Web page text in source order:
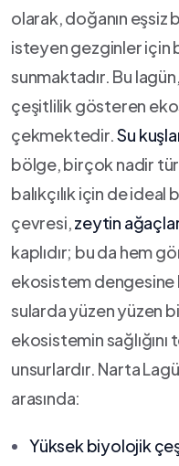
olarak, doğanın ⁤eşsiz
isteyen gezginler için
sunmaktadır. Bu
çeşitlilik gösteren
çekmektedir.​Su
bölge, ⁢birçok nadir
balıkçılık için de ideal
‌çevresi,zeytin
‍kaplıdır; bu da hem
ekosistem dengesine
sularda yüzen yüzen
ekosistemin ‌sağlığını
unsurlardır. Narta
‍arasında:
Yüksek biyolojik